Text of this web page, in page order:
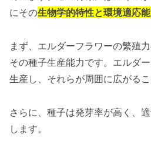
にその生物学的特性と環境適応
まず、エルダーフラワーの繁殖
その種子生産能力です。エルダ
生産し、それらが周囲に広がるこ
さらに、種子は発芽率が高く、
します。